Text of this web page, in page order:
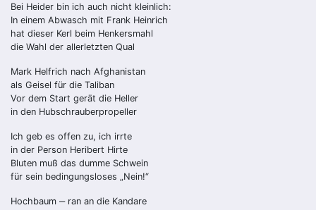
Bei Heider bin ich auch nicht kleinlich:
In einem Abwasch mit Frank Heinrich
hat dieser Kerl beim Henkersmahl
die Wahl der allerletzten Qual
Mark Helfrich nach Afghanistan
als Geisel für die Taliban
Vor dem Start gerät die Heller
in den Hubschrauberpropeller
Ich geb es offen zu, ich irrte
in der Person Heribert Hirte
Bluten muß das dumme Schwein
für sein bedingungsloses „Nein!“
Hochbaum ‒ ran an die Kandare